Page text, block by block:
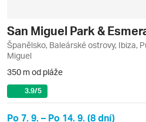
San Miguel Park &
Španělsko, Baleárské ostrovy, Ibiza,
Miguel
350 m od pláže
3.9/5
Po 7. 9. – Po 14. 9. (8 dní)